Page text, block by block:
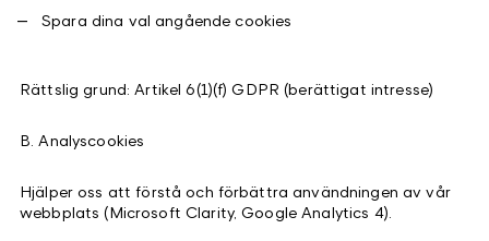
Spara dina val angående cookies
Rättslig grund: Artikel 6(1)(f) GDPR (berättigat intresse)
B. Analyscookies
Hjälper oss att förstå och förbättra användningen av vår
webbplats (Microsoft Clarity, Google Analytics 4).